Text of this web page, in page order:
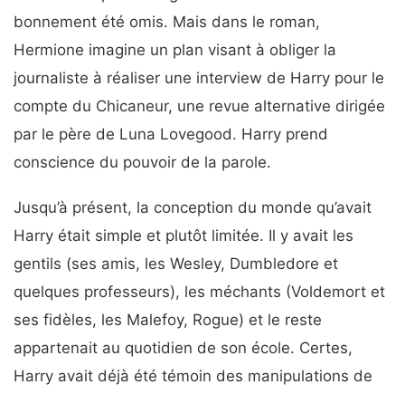
bonnement été omis. Mais dans le roman,
Hermione imagine un plan visant à obliger la
journaliste à réaliser une interview de Harry pour le
compte du Chicaneur, une revue alternative dirigée
par le père de Luna Lovegood. Harry prend
conscience du pouvoir de la parole.
Jusqu’à présent, la conception du monde qu’avait
Harry était simple et plutôt limitée. Il y avait les
gentils (ses amis, les Wesley, Dumbledore et
quelques professeurs), les méchants (Voldemort et
ses fidèles, les Malefoy, Rogue) et le reste
appartenait au quotidien de son école. Certes,
Harry avait déjà été témoin des manipulations de